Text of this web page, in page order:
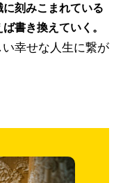
刻みこまれている
書き換えていく。
幸せな人生に繋が